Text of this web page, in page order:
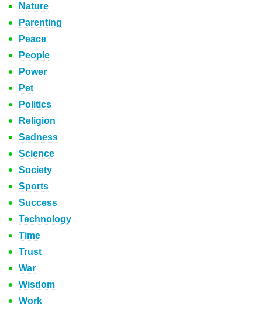
Nature
Parenting
Peace
People
Power
Pet
Politics
Religion
Sadness
Science
Society
Sports
Success
Technology
Time
Trust
War
Wisdom
Work